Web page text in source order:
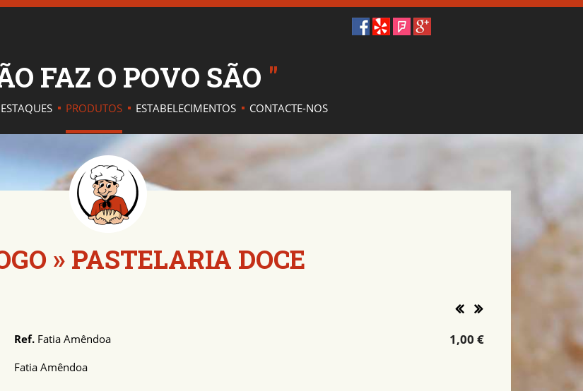
FAZ O POVO SÃO "
PRODUTOS ESTABELECIMENTOS CONTACTE-NOS
» PASTELARIA DOCE
1,00 €
Ref. Fatia Amêndoa
Fatia Amêndoa